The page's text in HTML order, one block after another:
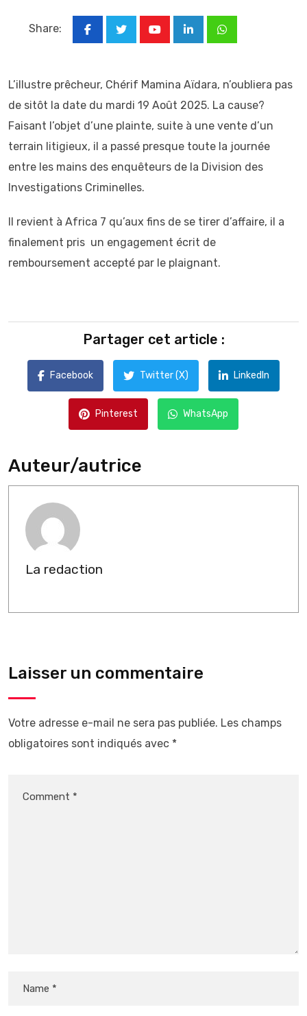
Share:
LinkedInWhatsapp
L’illustre prêcheur, Chérif Mamina Aïdara, n’oubliera pas
de sitôt la date du mardi 19 Août 2025. La cause?
Faisant l’objet d’une plainte, suite à une vente d’un
terrain litigieux, il a passé presque toute la journée
entre les mains des enquêteurs de la Division des
Investigations Criminelles.
Il revient à Africa 7 qu’aux fins de se tirer d’affaire, il a
finalement pris un engagement écrit de
remboursement accepté par le plaignant.
Partager cet article :
Facebook Twitter (X) LinkedIn
Pinterest WhatsApp
Auteur/autrice
La redaction
Laisser un commentaire
Votre adresse e-mail ne sera pas publiée. Les champs
obligatoires sont indiqués avec *